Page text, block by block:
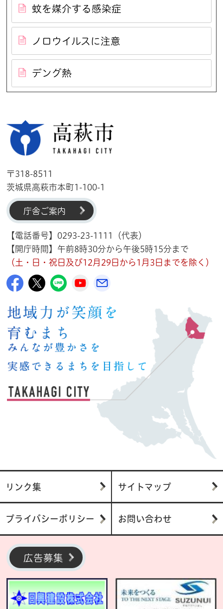
蚊を媒介する感染症
ノロウイルスに注意
デング熱
〒318-8511
茨城県高萩市本町1-100-1
庁舎ご案内
【電話番号】0293-23-1111（代表）
【開庁時間】午前8時30分から午後5時15分まで
（土・日・祝日及び12月29日から1月3日までを除く）
高萩市公式Facebook
高萩市公式X
高萩市公式LINE
高萩市YouTube公式チャンネル
リンク集 サイトマップ
プライバシーポリシー お問い合わせ
広告募集